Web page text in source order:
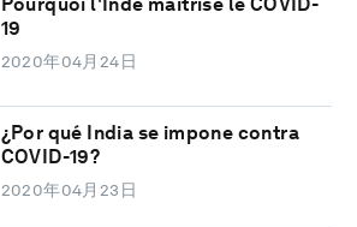
Pourquoi l'Inde maîtrise le COVID-
19
2020年04月24日
¿Por qué India se impone contra
COVID-19?
2020年04月23日